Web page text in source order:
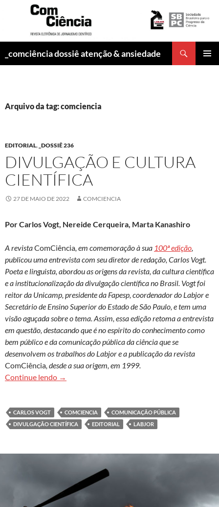
_comciência dossiê atenção & ansiedade
Arquivo da tag: comciencia
EDITORIAL, _DOSSIÊ 236
DIVULGAÇÃO E CULTURA
CIENTÍFICA
27 DE MAIO DE 2022 COMCIENCIA
Por Carlos Vogt, Nereide Cerqueira, Marta Kanashiro
A revistaComCiência, em comemoração à sua 100ª edição,
publicou uma entrevista com seu diretor de redação, Carlos Vogt.
Poeta e linguista, abordou as origens da revista, da cultura científica
e a institucionalização da divulgação científica no Brasil. Vogt foi
reitor da Unicamp, presidente da Fapesp, coordenador do Labjor e
Secretário de Ensino Superior do Estado de São Paulo, e tem uma
visão aguçada sobre o tema. Assim, essa edição retoma a entrevista
em questão, destacando que é no espirito do conhecimento como
bem público e da comunicação pública da ciência que se
desenvolvem os trabalhos do Labjor e a publicação da revista
ComCiência, desde a sua origem, em 1999.
Continue lendo Divulgação e cultura científica
→
CARLOS VOGT COMCIENCIA
COMUNICAÇÃO PÚBLICA
DIVULGAÇÃO CIENTÍFICA
EDITORIAL LABJOR